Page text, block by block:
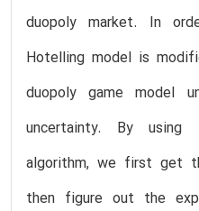
duopoly market. In
Hotelling model is
duopoly game model
uncertainty. By using
algorithm, we first get
then figure out the